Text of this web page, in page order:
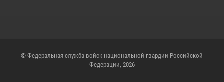
© Федеральная служба войск национальной гвардии Российской
Федерации, 2026